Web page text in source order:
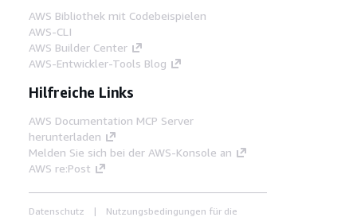
AWS Bibliothek mit Codebeispielen
AWS-CLI
AWS Builder Center
AWS-Entwickler-Tools Blog
Hilfreiche Links
AWS Documentation MCP Server
herunterladen
Melden Sie sich bei der AWS-Konsole an
AWS re:Post
Datenschutz Nutzungsbedingungen für die